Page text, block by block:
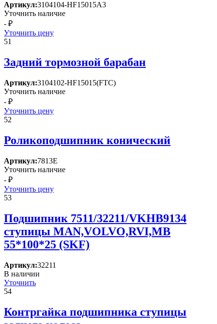
Артикул:3104104-HF15015A3
Уточнить наличие
- ₽
Уточнить цену
51
Задний тормозной барабан
Артикул:3104102-HF15015(FTC)
Уточнить наличие
- ₽
Уточнить цену
52
Роликоподшипник конический
Артикул:7813Е
Уточнить наличие
- ₽
Уточнить цену
53
Подшипник 7511/32211/VKHB9134
ступицы MAN,VOLVO,RVI,MB
55*100*25 (SKF)
Артикул:32211
В наличии
Уточнить
54
Контргайка подшипника ступицы